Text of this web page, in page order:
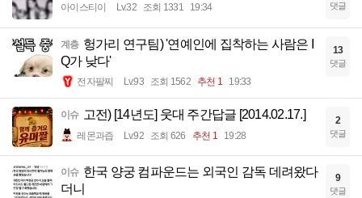
아이스티이 Lv.32 조회 1331 19:34 댓글
계층 헝가리 연구팀) '연예인에 집착하는 사람은 I
Q가 낮다'
전자팔찌 Lv.93 조회 1562 추천 1 19:33
13
댓글
이슈 고전) [14년도] 웃대 주간답글 [2014.02.17.]
레몬과즙 Lv.92 조회 626 추천 1 19:28
2
댓글
이슈 한국 양궁 컴파운드는 외국인 감독 데려왔다
더니
9
댓글